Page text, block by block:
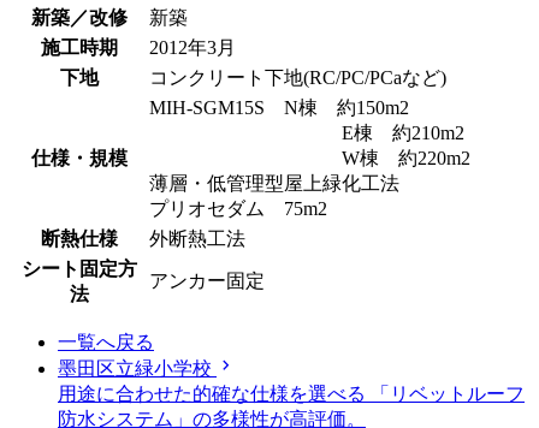
新築／改修
新築
施工時期
2012年3月
下地
コンクリート下地(RC/PC/PCaなど)
仕様・規模
MIH-SGM15S N棟 約150m2
E棟 約210m2
W棟 約220m2
薄層・低管理型屋上緑化工法
プリオセダム 75m2
断熱仕様
外断熱工法
シート固定方
法
アンカー固定
一覧へ戻る
墨田区立緑小学校 chevron_right
用途に合わせた的確な仕様を選べる 「リベットルーフ
防水システム」の多様性が高評価。